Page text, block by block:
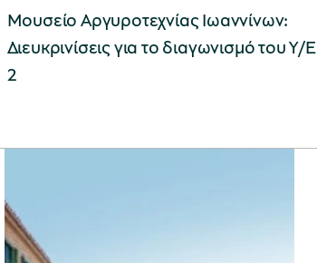
Μουσείο Αργυροτεχνίας Ιωαννίνων:
Διευκρινίσεις για το διαγωνισμό του Υ/Ε
2